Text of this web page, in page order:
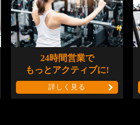
24時間営業で
もっとアクティブに!
詳しく見る